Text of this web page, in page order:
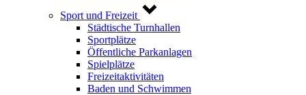
Sport und Freizeit
Städtische Turnhallen
Sportplätze
Öffentliche Parkanlagen
Spielplätze
Freizeitaktivitäten
Baden und Schwimmen